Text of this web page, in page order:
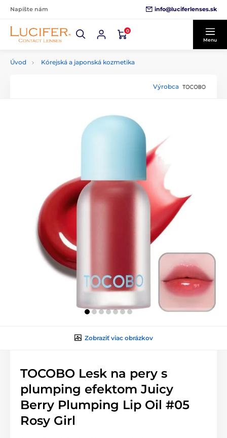
Napíšte nám info@luciferlenses.sk
0
Menu
Úvod Kórejská a japonská kozmetika
Výrobca
Zobraziť viac obrázkov
TOCOBO Lesk na pery s
plumping efektom Juicy
Berry Plumping Lip Oil #05
Rosy Girl